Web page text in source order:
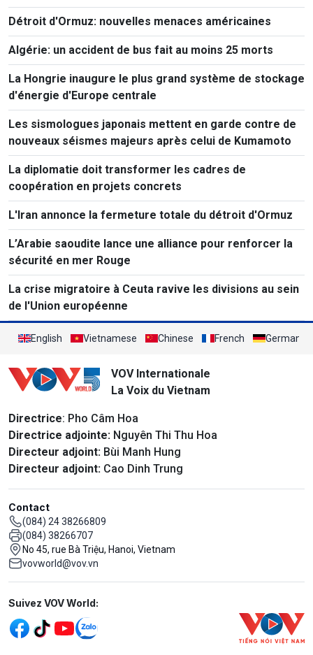
Détroit d'Ormuz: nouvelles menaces américaines
Algérie: un accident de bus fait au moins 25 morts
La Hongrie inaugure le plus grand système de stockage
d'énergie d'Europe centrale
Les sismologues japonais mettent en garde contre de
nouveaux séismes majeurs après celui de Kumamoto
La diplomatie doit transformer les cadres de
coopération en projets concrets
L'Iran annonce la fermeture totale du détroit d'Ormuz
L’Arabie saoudite lance une alliance pour renforcer la
sécurité en mer Rouge
La crise migratoire à Ceuta ravive les divisions au sein
de l'Union européenne
English Vietnamese Chinese French German
VOV Internationale
La Voix du Vietnam
Directrice: Pho Câm Hoa
Directrice adjointe: Nguyên Thi Thu Hoa
Directeur adjoint: Bùi Manh Hung
Directeur adjoint: Cao Dinh Trung
Contact
(084) 24 38266809
(084) 38266707
No 45, rue Bà Triệu, Hanoi, Vietnam
vovworld@vov.vn
Mạng xã hội
Suivez VOV World: